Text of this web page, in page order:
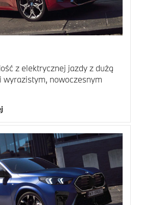
z elektrycznej jazdy z dużą
nowoczesnym